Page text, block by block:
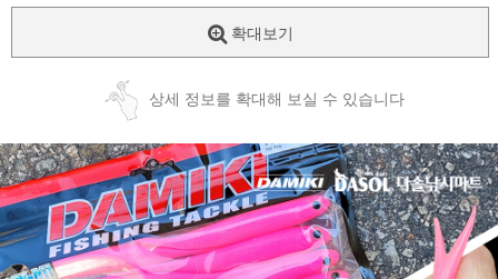
확대보기
상세 정보를 확대해 보실 수 있습니다